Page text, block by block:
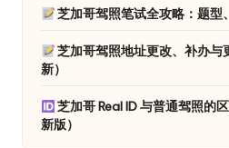
芝加哥驾照笔试全攻略：题型
芝加哥驾照地址更改、补办
新）
芝加哥 Real ID 与普通驾照的
新版）